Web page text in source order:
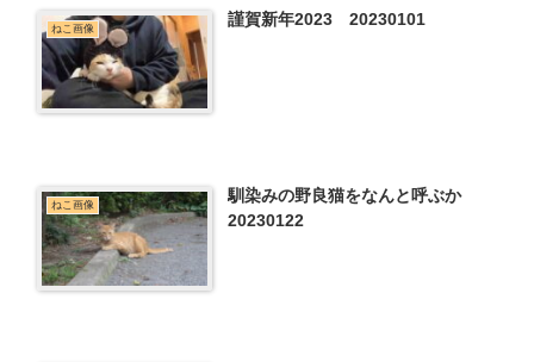
ねこ画像 謹賀新年2023 20230101
ねこ画像
馴染みの野良猫をなんと呼ぶか
20230122